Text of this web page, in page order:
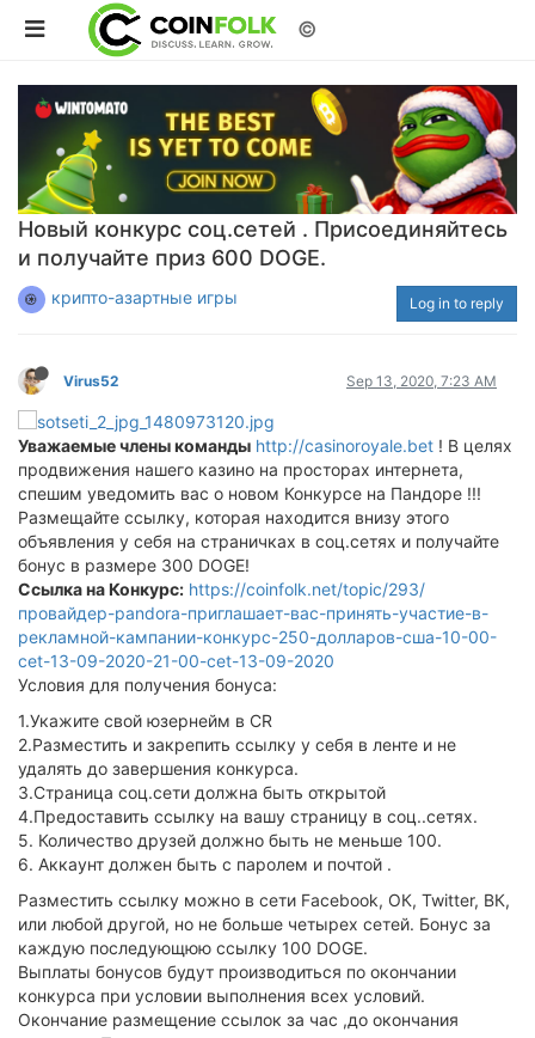
©
Новый конкурс соц.сетей . Присоединяйтесь
и получайте приз 600 DOGE.
крипто-азартные игры Log in to reply
Virus52 Sep 13, 2020, 7:23 AM
Уважаемые члены команды http://casinoroyale.bet ! В целях
продвижения нашего казино на просторах интернета,
спешим уведомить вас о новом Конкурсе на Пандоре !!!
Размещайте ссылку, которая находится внизу этого
объявления у себя на страничках в соц.сетях и получайте
бонус в размере 300 DOGE!
Ссылка на Конкурс: https://coinfolk.net/topic/293/
провайдер-pandora-приглашает-вас-принять-участие-в-
рекламной-кампании-конкурс-250-долларов-сша-10-00-
cet-13-09-2020-21-00-cet-13-09-2020
Условия для получения бонуса:
1.Укажите свой юзернейм в CR
2.Разместить и закрепить ссылку у себя в ленте и не
удалять до завершения конкурса.
3.Страница соц.сети должна быть открытой
4.Предоставить ссылку на вашу страницу в соц..сетях.
5. Количество друзей должно быть не меньше 100.
6. Аккаунт должен быть с паролем и почтой .
Разместить ссылку можно в сети Facebook, ОК, Twitter, ВК,
или любой другой, но не больше четырех сетей. Бонус за
каждую последующюю ссылку 100 DOGE.
Выплаты бонусов будут производиться по окончании
конкурса при условии выполнения всех условий.
Окончание размещение ссылок за час ,до окончания